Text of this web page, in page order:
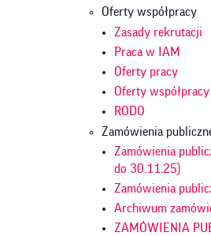
Oferty współpracy
Zasady rekrutacji
Praca w IAM
Oferty pracy
Oferty współpracy
RODO
Zamówienia
Zamówienia
do 30.11.25)
Zamówienia
Archiwum
ZAMÓWIENIA